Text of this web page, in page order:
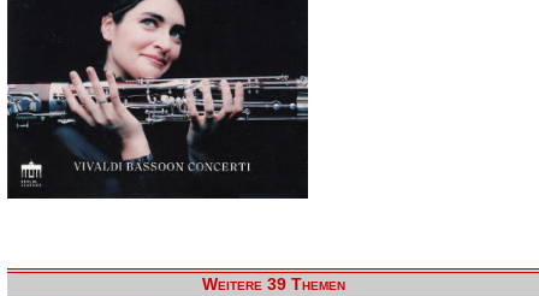
Weitere 39 Themen